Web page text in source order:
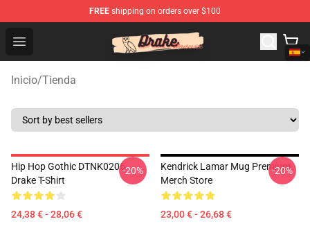
FREE shipping on orders over $100
Open menu
Drake Shop - Official Drake Merchandise Store
Inicio/Tienda
Hip Hop Gothic DTNK0206
Drake T-Shirt
24,38 € - 28,06 €
-20%
Kendrick Lamar Mug Premium
Merch Store
23,00 € - 26,68 €
-20%